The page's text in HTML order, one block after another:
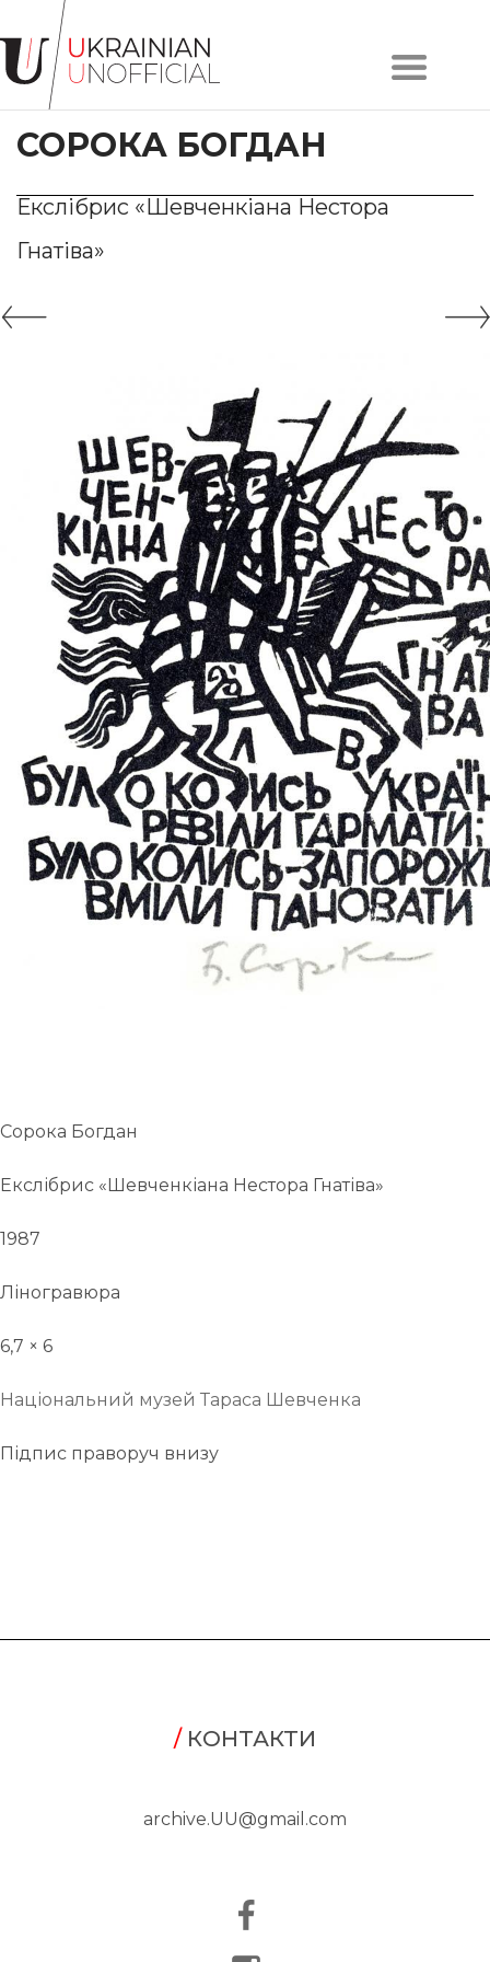
Головна
Про
проєкт
Художники
Твори
Колекції
#LVIV
UA
ENG
СОРОКА БОГДАН
Екслібрис «Шевченкіана Нестора
Гнатіва»
Сорока Богдан
Екслібрис «Шевченкіана Нестора Гнатіва»
1987
Ліногравюра
6,7 × 6
Національний музей Тараса Шевченка
Підпис праворуч внизу
/КОНТАКТИ
archive.UU@gmail.com